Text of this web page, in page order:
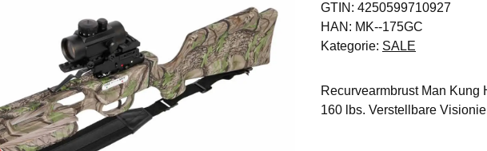
GTIN: 4250599710927
HAN: MK--175GC
Kategorie: SALE
Recurvearmbrust Man
160 lbs. Verstellbare